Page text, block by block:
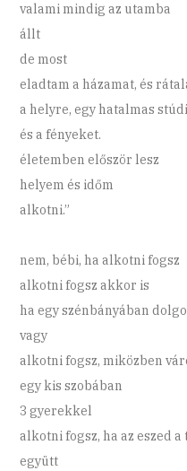
valami mindig az utamba
állt
de most
eladtam a házamat, és
a helyre, egy hatalmas
és a fényeket.
életemben először lesz
helyem és időm
alkotni.”
nem, bébi, ha alkotni fogsz
alkotni fogsz akkor is
ha egy szénbányában
vagy
alkotni fogsz, miközben
egy kis szobában
3 gyerekkel
alkotni fogsz, ha az eszed
együtt